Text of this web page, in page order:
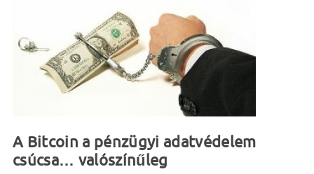
A Bitcoin a pénzügyi adatvédelem
csúcsa… valószínűleg